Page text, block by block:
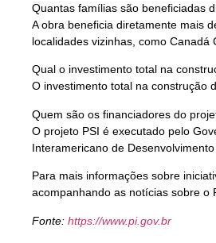
Quantas famílias são beneficiadas
A obra beneficia diretamente mais
localidades vizinhas, como Canadá
Qual o investimento total na
O investimento total na construção
Quem são os financiadores do
O projeto PSI é executado pelo
Interamericano de
Para mais informações sobre
acompanhando as notícias sobre o
Fonte: https://www.pi.gov.br